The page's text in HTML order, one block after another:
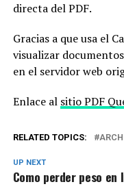
directa del PDF.
Gracias a que usa el
visualizar
en el servidor web
Enlace al sitio PDF
RELATED TOPICS:
UP NEXT
Como perder peso